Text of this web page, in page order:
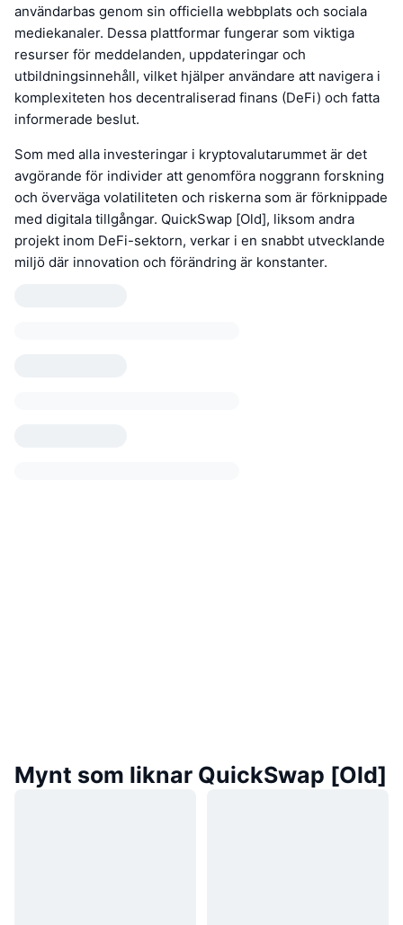
användarbas genom sin officiella webbplats och sociala
mediekanaler. Dessa plattformar fungerar som viktiga
resurser för meddelanden, uppdateringar och
utbildningsinnehåll, vilket hjälper användare att navigera i
komplexiteten hos decentraliserad finans (DeFi) och fatta
informerade beslut.
Som med alla investeringar i kryptovalutarummet är det
avgörande för individer att genomföra noggrann forskning
och överväga volatiliteten och riskerna som är förknippade
med digitala tillgångar. QuickSwap [Old], liksom andra
projekt inom DeFi-sektorn, verkar i en snabbt utvecklande
miljö där innovation och förändring är konstanter.
Mynt som liknar QuickSwap [Old]